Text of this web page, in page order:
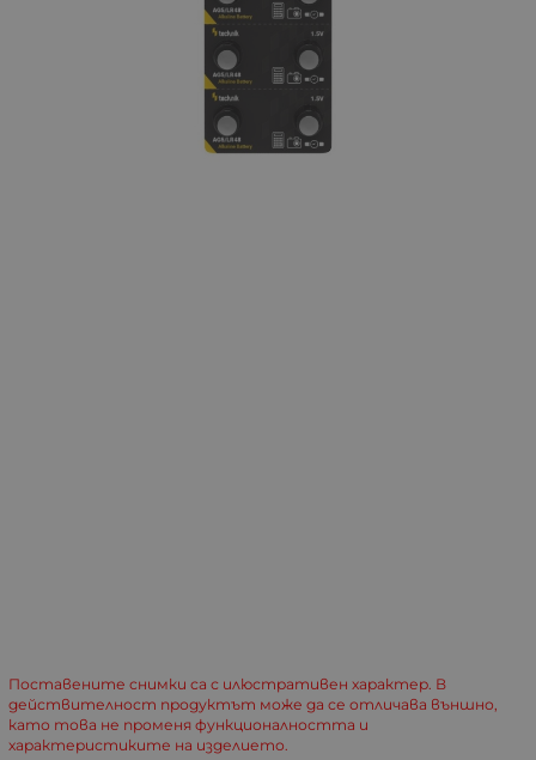
Поставените снимки са с илюстративен характер. В
действителност продуктът може да се отличава външно,
като това не променя функционалността и
характеристиките на изделието.